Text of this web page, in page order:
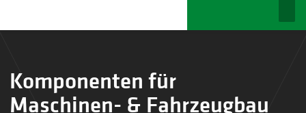
Komponenten für
Maschinen- & Fahrzeugbau